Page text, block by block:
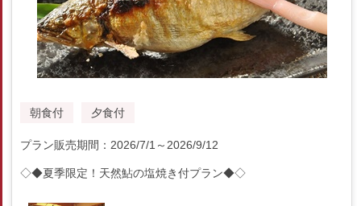
朝食付 夕食付
プラン販売期間：2026/7/1～2026/9/12
◇◆夏季限定！天然鮎の塩焼き付プラン◆◇